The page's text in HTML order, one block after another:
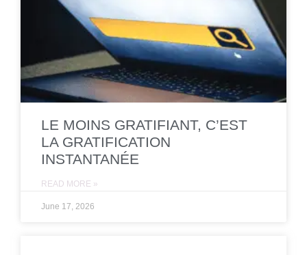
LE MOINS GRATIFIANT, C’EST
LA GRATIFICATION
INSTANTANÉE
READ MORE »
June 17, 2026